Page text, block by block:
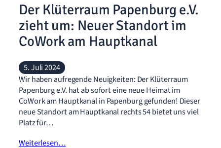
Der Klüterraum Papenburg e.V.
zieht um: Neuer Standort im
CoWork am Hauptkanal
5. Juli 2024
Wir haben aufregende Neuigkeiten: Der Klüterraum
Papenburg e.V. hat ab sofort eine neue Heimat im
CoWork am Hauptkanal in Papenburg gefunden! Dieser
neue Standort am Hauptkanal rechts 54 bietet uns viel
Platz für…
Weiterlesen…